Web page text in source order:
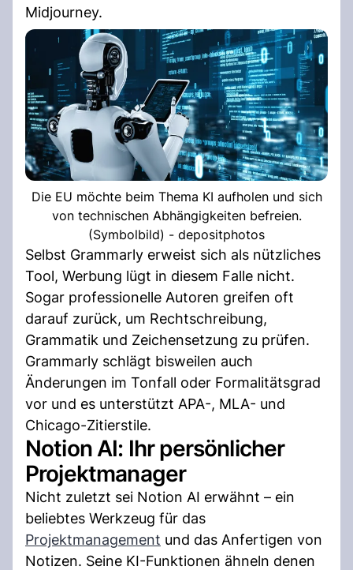
Midjourney.
Die EU möchte beim Thema KI aufholen und sich
von technischen Abhängigkeiten befreien.
(Symbolbild) - depositphotos
Selbst Grammarly erweist sich als nützliches
Tool, Werbung lügt in diesem Falle nicht.
Sogar professionelle Autoren greifen oft
darauf zurück, um Rechtschreibung,
Grammatik und Zeichensetzung zu prüfen.
Grammarly schlägt bisweilen auch
Änderungen im Tonfall oder Formalitätsgrad
vor und es unterstützt APA-, MLA- und
Chicago-Zitierstile.
Notion AI: Ihr persönlicher
Projektmanager
Nicht zuletzt sei Notion AI erwähnt – ein
beliebtes Werkzeug für das
Projektmanagement und das Anfertigen von
Notizen. Seine KI-Funktionen ähneln denen